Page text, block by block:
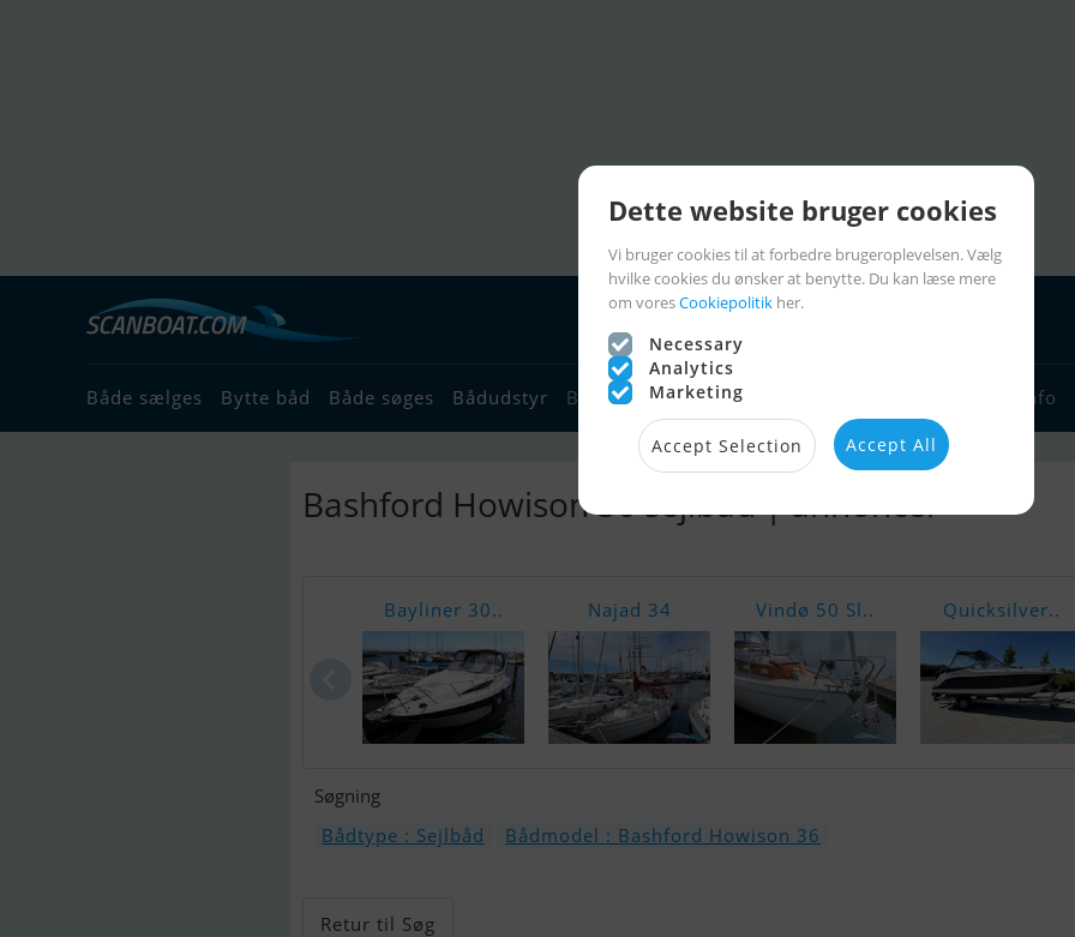
Både sælges Bytte båd Både søges Bådudstyr Bådforhandlere Sejlerlinks Sejlerinfo
Bashford Howison 36 sejlbåd | annoncer
Bayliner 30.. Najad 34 Vindø 50 Sl.. Quicksilver..
Søgning
Bådtype : Sejlbåd
Bådmodel : Bashford Howison 36
Retur til Søg
Dette website bruger cookies
Vi bruger cookies til at forbedre brugeroplevelsen. Vælg
hvilke cookies du ønsker at benytte. Du kan læse mere
om voresCookiepolitik her.
Necessary
Analytics
Marketing
Accept Selection Accept All